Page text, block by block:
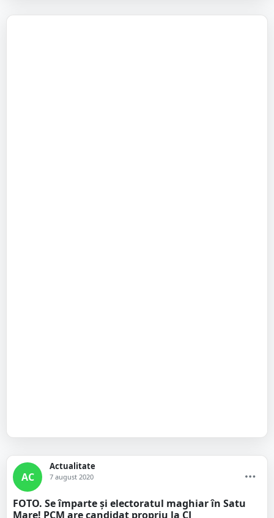
AC
Actualitate
7 august 2020
FOTO. Se împarte și electoratul maghiar în Satu
Mare! PCM are candidat propriu la CJ